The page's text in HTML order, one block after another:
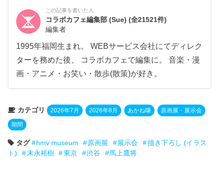
この記事を書いた人
コラボカフェ編集部 (Sue)(全21521件)
編集者
1995年福岡生まれ。 WEBサービス会社にてディレク
ターを務めた後、 コラボカフェで編集に。 音楽・漫
画・アニメ・お笑い・散歩(散策)が好き。
カテゴリ 2026年7月 2026年8月 あかね噺 原画展・展示会
期間
タグ hmv museum 原画展 展示会
描き下ろし (イラス
ト)
末永裕樹 東京 渋谷 馬上鷹将